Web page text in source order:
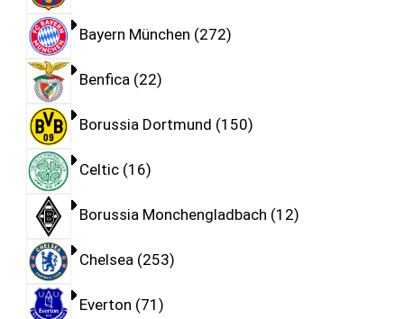
Bayern München 272
Benfica 22
Borussia Dortmund 150
Celtic 16
Borussia Monchengladbach 12
Chelsea 253
Everton 71